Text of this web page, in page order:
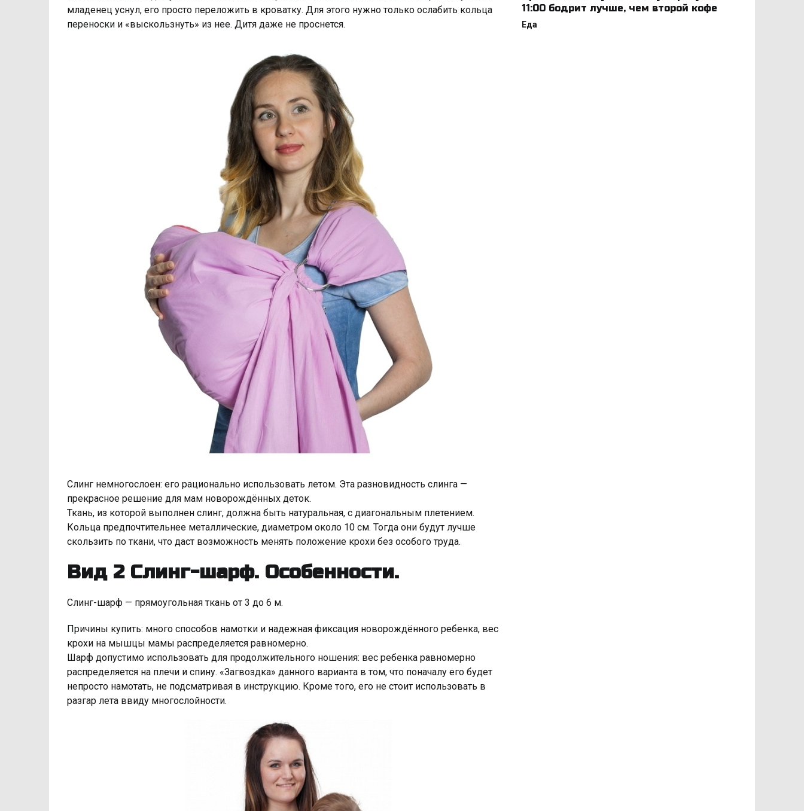
младенец уснул, его просто переложить в кроватку. Для этого нужно только ослабить кольца
переноски и «выскользнуть» из нее. Дитя даже не проснется.
Слинг немногослоен: его рационально использовать летом. Эта разновидность слинга —
прекрасное решение для мам новорождённых деток.
Ткань, из которой выполнен слинг, должна быть натуральная, с диагональным плетением.
Кольца предпочтительнее металлические, диаметром около 10 см. Тогда они будут лучше
скользить по ткани, что даст возможность менять положение крохи без особого труда.
Вид 2 Слинг-шарф. Особенности.
Слинг-шарф — прямоугольная ткань от 3 до 6 м.
Причины купить: много способов намотки и надежная фиксация новорождённого ребенка, вес
крохи на мышцы мамы распределяется равномерно.
Шарф допустимо использовать для продолжительного ношения: вес ребенка равномерно
распределяется на плечи и спину. «Загвоздка» данного варианта в том, что поначалу его будет
непросто намотать, не подсматривая в инструкцию. Кроме того, его не стоит использовать в
разгар лета ввиду многослойности.
11:00 бодрит лучше, чем второй кофе
Еда